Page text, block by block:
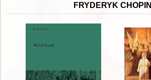
FRYDERYK CHOPIN